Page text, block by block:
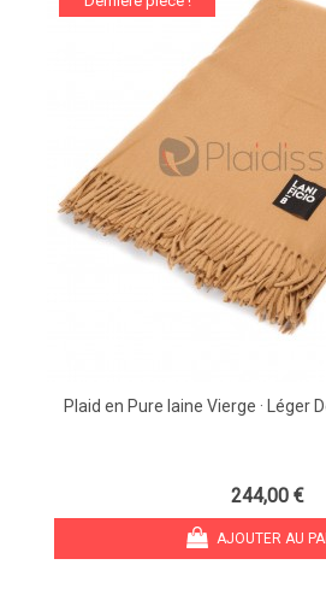
Plaid en Pure laine Vierge · Léger
244,00 €
AJOUTER AU